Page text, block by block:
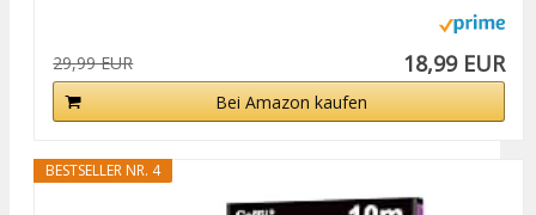
29,99 EUR 18,99 EUR
Bei Amazon kaufen
BESTSELLER NR. 4